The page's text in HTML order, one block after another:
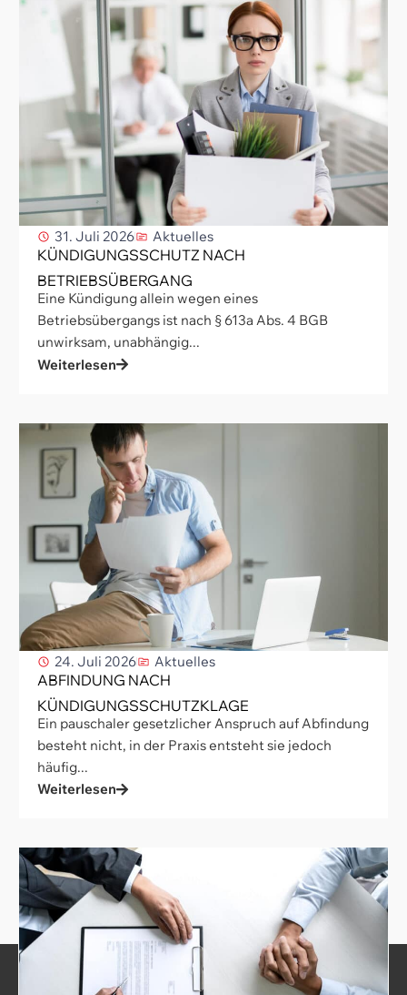
31. Juli 2026 Aktuelles
KÜNDIGUNGSSCHUTZ NACH
BETRIEBSÜBERGANG
Eine Kündigung allein wegen eines
Betriebsübergangs ist nach § 613a Abs. 4 BGB
unwirksam, unabhängig...
Weiterlesen
24. Juli 2026 Aktuelles
ABFINDUNG NACH
KÜNDIGUNGSSCHUTZKLAGE
Ein pauschaler gesetzlicher Anspruch auf Abfindung
besteht nicht, in der Praxis entsteht sie jedoch
häufig...
Weiterlesen